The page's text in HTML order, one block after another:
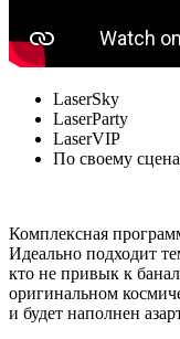
LaserSky
LaserParty
LaserVIP
По своему
Комплексная
Идеально подходит
кто не привык к
оригинальном
и будет наполнен